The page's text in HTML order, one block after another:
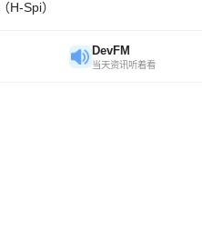
H-Spi）
DevFM
当天资讯听着看